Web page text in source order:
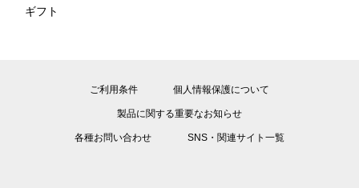
ギフト
ご利用条件 個人情報保護について
製品に関する重要なお知らせ
各種お問い合わせ SNS・関連サイト一覧